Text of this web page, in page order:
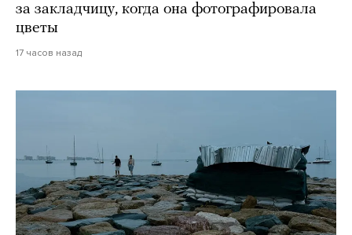
за закладчицу, когда она фотографировала
цветы
17 часов назад